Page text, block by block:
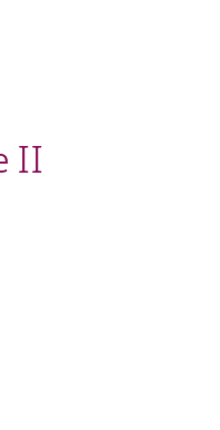
II